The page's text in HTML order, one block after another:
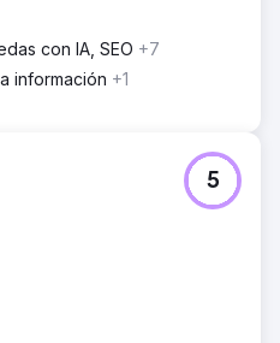
con IA, SEO +7
información +1
5